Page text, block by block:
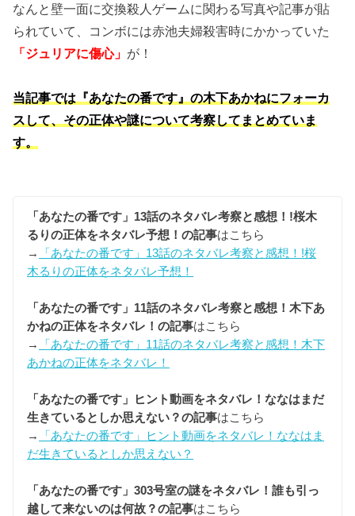
なんと壁一面に交換殺人ゲームに関わる写真や記事が貼
られていて、コンボには赤池夫婦殺害時にかかっていた
「ジュリアに傷心」 が！
当記事では『あなたの番です』の木下あかねにフォーカ
スして、その正体や謎について考察してまとめていま
す。
「あなたの番です」13話のネタバレ考察と感想！!桜木
るりの正体をネタバレ予想！の記事はこちら
→
「あなたの番です」13話のネタバレ考察と感想！!桜
木るりの正体をネタバレ予想！
「あなたの番です」11話のネタバレ考察と感想！木下あ
かねの正体をネタバレ！の記事はこちら
→
「あなたの番です」11話のネタバレ考察と感想！木下
あかねの正体をネタバレ！
「あなたの番です」ヒント動画をネタバレ！ななはまだ
生きているとしか思えない？の記事はこちら
→
「あなたの番です」ヒント動画をネタバレ！ななはま
だ生きているとしか思えない？
「あなたの番です」303号室の謎をネタバレ！誰も引っ
越して来ないのは何故？の記事はこちら